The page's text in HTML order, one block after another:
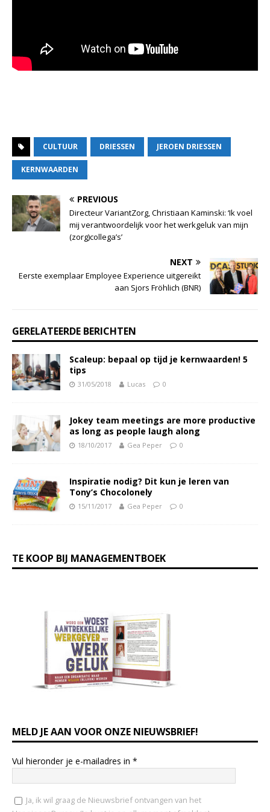
CULTUUR DRIESSEN JEROEN DRIESSEN
KERNWAARDEN
PREVIOUS
Directeur VariantZorg, Christiaan Kaminski: ‘Ik voel
mij verantwoordelijk voor het werkgeluk van mijn
(zorg)collega’s’
NEXT
Eerste exemplaar Employee Experience uitgereikt
aan Sjors Fröhlich (BNR)
GERELATEERDE BERICHTEN
Scaleup: bepaal op tijd je kernwaarden! 5
tips
31/05/2018 Lucas 0
Jokey team meetings are more productive
as long as people laugh along
18/10/2017 Gea Peper 0
Inspiratie nodig? Dit kun je leren van
Tony’s Chocolonely
15/11/2017 Gea Peper 0
TE KOOP BIJ MANAGEMENTBOEK
MELD JE AAN VOOR ONZE NIEUWSBRIEF!
Vul hieronder je e-mailadres in *
Ja, ik wil graag de Nieuwsbrief ontvangen van het